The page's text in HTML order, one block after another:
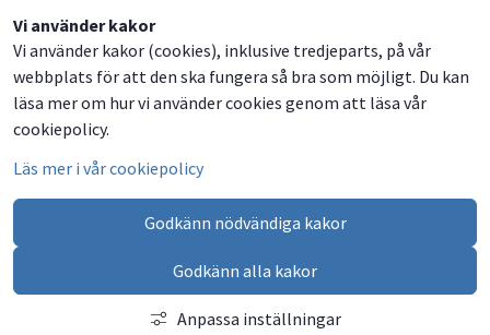
Vi använder kakor
Vi använder kakor (cookies), inklusive tredjeparts, på vår
webbplats för att den ska fungera så bra som möjligt. Du kan
läsa mer om hur vi använder cookies genom att läsa vår
cookiepolicy.
Läs mer i vår cookiepolicy
Godkänn nödvändiga kakor
Godkänn alla kakor
Anpassa inställningar
Dela
på
Facebook
Dela
på
Twitter
Dela
på
LinkedIn
Dela
via
email